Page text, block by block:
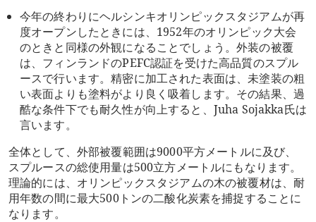
今年の終わりにヘルシンキオリンピックスタジアムが再
度オープンしたときには、1952年のオリンピック大会
のときと同様の外観になることでしょう。外装の被覆
は、フィンランドのPEFC認証を受けた高品質のスプル
ースで行います。精密に加工された表面は、未塗装の粗
い表面よりも塗料がより良く吸着します。その結果、過
酷な条件下でも耐久性が向上すると、Juha Sojakka氏は
言います。
全体として、外部被覆範囲は9000平方メートルに及び、
スプルースの総使用量は500立方メートルにもなります。
理論的には、オリンピックスタジアムの木の被覆材は、耐
用年数の間に最大500トンの二酸化炭素を捕捉することに
なります。